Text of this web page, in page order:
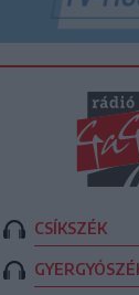
CSÍKSZÉK